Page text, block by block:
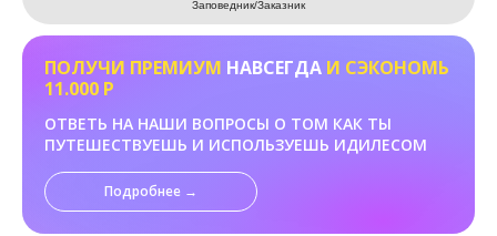
Заповедник/Заказник
ПОЛУЧИ ПРЕМИУМ НАВСЕГДА И СЭКОНОМЬ
11.000 Р
ОТВЕТЬ НА НАШИ ВОПРОСЫ О ТОМ КАК ТЫ
ПУТЕШЕСТВУЕШЬ И ИСПОЛЬЗУЕШЬ ИДИЛЕСОМ
Подробнее →